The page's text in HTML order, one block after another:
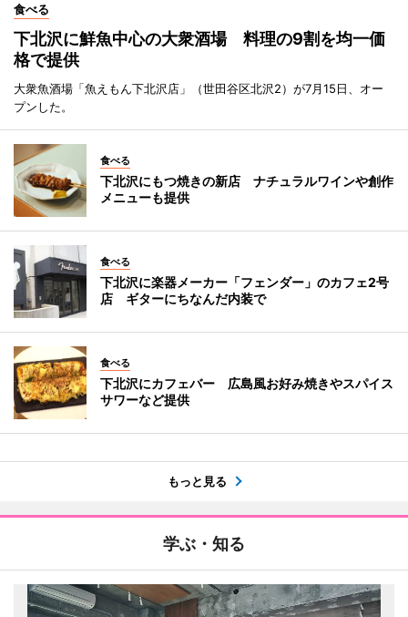
食べる
下北沢に鮮魚中心の大衆酒場 料理の9割を均一価
格で提供
大衆魚酒場「魚えもん下北沢店」（世田谷区北沢2）が7月15日、オー
プンした。
食べる
下北沢にもつ焼きの新店 ナチュラルワインや創作
メニューも提供
食べる
下北沢に楽器メーカー「フェンダー」のカフェ2号
店 ギターにちなんだ内装で
食べる
下北沢にカフェバー 広島風お好み焼きやスパイス
サワーなど提供
もっと見る
学ぶ・知る